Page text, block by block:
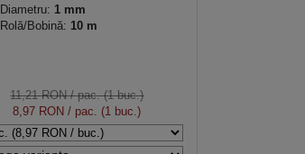
Diametru: 1 mm
Rolă/Bobină: 10 m
11,21 RON/ pac. (1 buc.)
8,97 RON / pac. (1 buc.)